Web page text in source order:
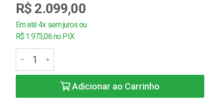
R$ 2.099,00
Em até 4x sem juros ou
R$ 1.973,06 no PIX
Adicionar ao Carrinho